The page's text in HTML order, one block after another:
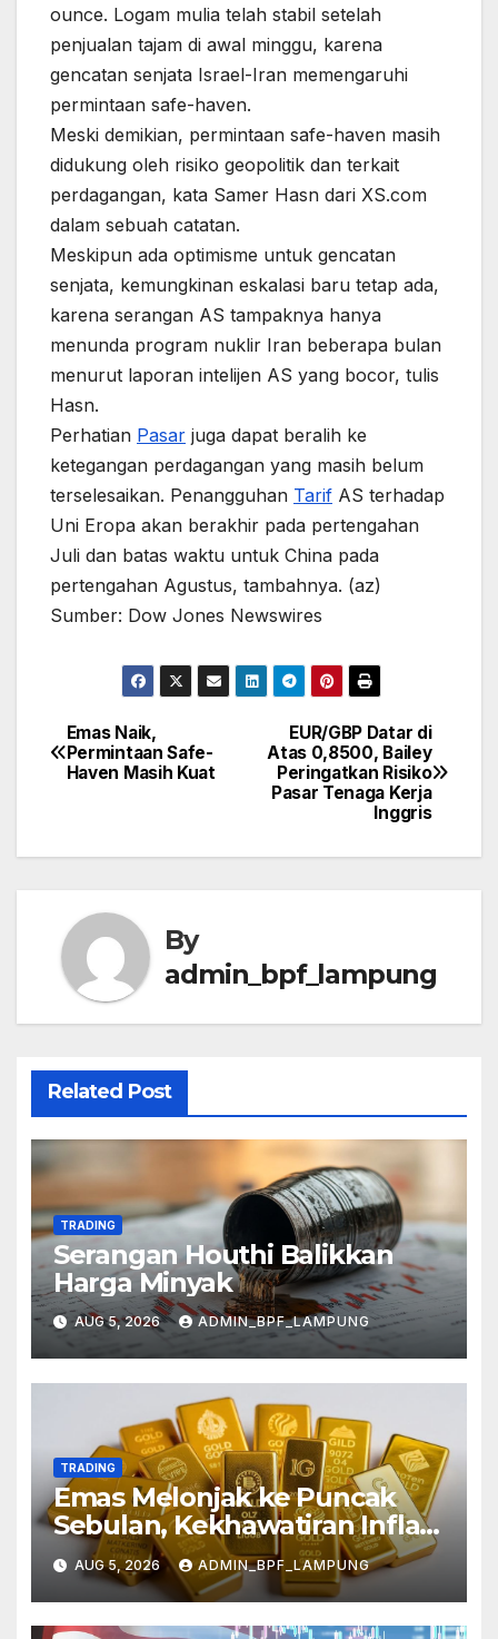
ounce. Logam mulia telah stabil setelah
penjualan tajam di awal minggu, karena
gencatan senjata Israel-Iran memengaruhi
permintaan safe-haven.
Meski demikian, permintaan safe-haven masih
didukung oleh risiko geopolitik dan terkait
perdagangan, kata Samer Hasn dari XS.com
dalam sebuah catatan.
Meskipun ada optimisme untuk gencatan
senjata, kemungkinan eskalasi baru tetap ada,
karena serangan AS tampaknya hanya
menunda program nuklir Iran beberapa bulan
menurut laporan intelijen AS yang bocor, tulis
Hasn.
Perhatian Pasar juga dapat beralih ke
ketegangan perdagangan yang masih belum
terselesaikan. Penangguhan Tarif AS terhadap
Uni Eropa akan berakhir pada pertengahan
Juli dan batas waktu untuk China pada
pertengahan Agustus, tambahnya. (az)
Sumber: Dow Jones Newswires
Post
navigation
EUR/GBP Datar di
Atas 0,8500, Bailey
Peringatkan Risiko
Pasar Tenaga Kerja
Inggris
Emas Naik,
Permintaan Safe-
Haven Masih Kuat
By
admin_bpf_lampung
Related Post
TRADING
Serangan Houthi Balikkan
Harga Minyak
AUG 5, 2026 ADMIN_BPF_LAMPUNG
TRADING
Emas Melonjak ke Puncak
Sebulan, Kekhawatiran Inflasi
Mereda
AUG 5, 2026 ADMIN_BPF_LAMPUNG